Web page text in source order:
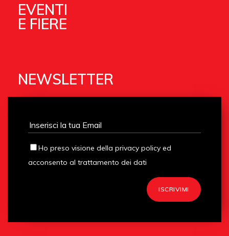
EVENTI
E FIERE
NEWSLETTER
Ho preso visione della privacy policy ed
acconsento al trattamento dei dati